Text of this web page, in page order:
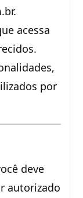
acessa
por
deve
autorizado